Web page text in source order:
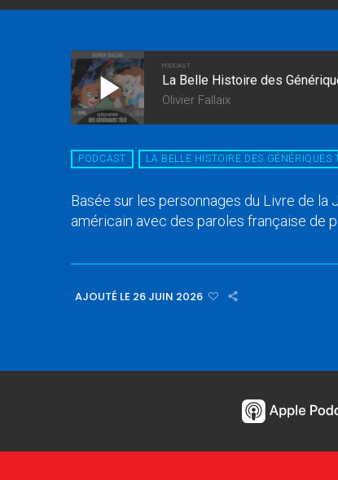
play_arrow
PODCAST
La Belle Histoire des
Olivier Fallaix
PODCAST LA BELLE HISTOIRE DES GÉNÉRIQUES
Basée sur les personnages du Livre de la
américain avec des paroles française de
AJOUTÉ LE 26 JUIN 2026